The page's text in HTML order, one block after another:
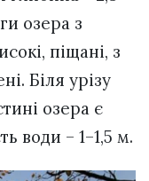
озера з
піщані, з
Біля урізу
озера є
води – 1–1,5 м.